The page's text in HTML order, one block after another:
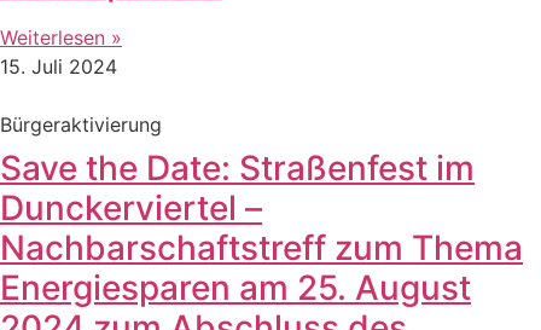
Weiterlesen »
15. Juli 2024
Bürgeraktivierung
Save the Date: Straßenfest im
Dunckerviertel –
Nachbarschaftstreff zum Thema
Energiesparen am 25. August